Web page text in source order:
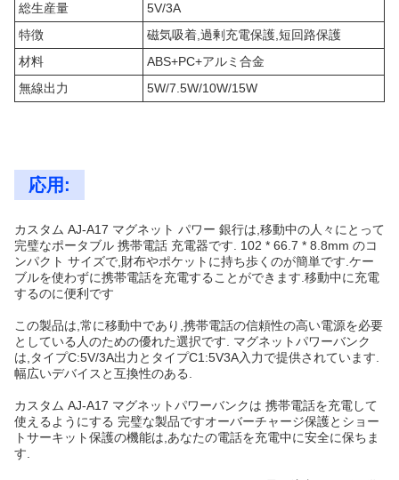
総生産量
5V/3A
特徴
磁気吸着,過剰充電保護,短回路保護
材料
ABS+PC+アルミ合金
無線出力
5W/7.5W/10W/15W
応用:
カスタム AJ-A17 マグネット パワー 銀行は,移動中の人々にとって
完璧なポータブル 携帯電話 充電器です. 102 * 66.7 * 8.8mm のコ
ンパクト サイズで,財布やポケットに持ち歩くのが簡単です.ケー
ブルを使わずに携帯電話を充電することができます.移動中に充電
するのに便利です
この製品は,常に移動中であり,携帯電話の信頼性の高い電源を必要
としている人のための優れた選択です. マグネットパワーバンク
は,タイプC:5V/3A出力とタイプC1:5V3A入力で提供されています.
幅広いデバイスと互換性のある.
カスタム AJ-A17 マグネットパワーバンクは 携帯電話を充電して
使えるようにする 完璧な製品ですオーバーチャージ保護とショー
トサーキット保護の機能は,あなたの電話を充電中に安全に保ちま
す.